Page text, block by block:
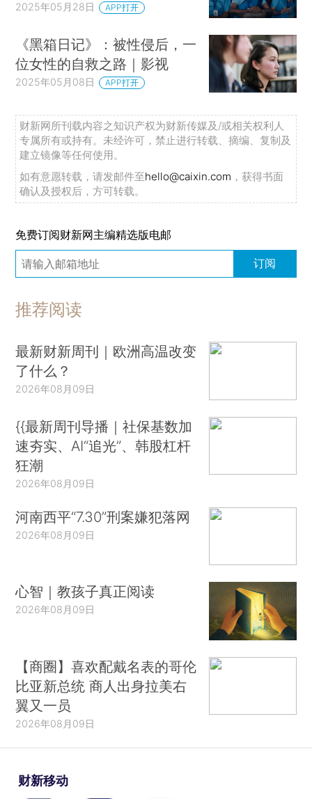
2025年05月28日 APP打开
《黑箱日记》：被性侵后，一
位女性的自救之路｜影视
2025年05月08日 APP打开
财新网所刊载内容之知识产权为财新传媒及/或相关权利人
专属所有或持有。未经许可，禁止进行转载、摘编、复制及
建立镜像等任何使用。
如有意愿转载，请发邮件至hello@caixin.com ，获得书面
确认及授权后，方可转载。
免费订阅财新网主编精选版电邮
订阅
推荐阅读
最新财新周刊｜欧洲高温改变
了什么？
2026年08月09日
{{最新周刊导播｜社保基数加
速夯实、AI“追光”、韩股杠杆
狂潮
2026年08月09日
河南西平“7.30”刑案嫌犯落网
2026年08月09日
心智｜教孩子真正阅读
2026年08月09日
【商圈】喜欢配戴名表的哥伦
比亚新总统 商人出身拉美右
翼又一员
2026年08月09日
财新移动